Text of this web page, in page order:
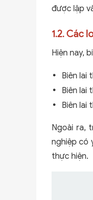
được lập
1.2. Các
Hiện nay,
Biên lai
Biên lai
Biên lai
Ngoài ra,
nghiệp có
thực hiện.